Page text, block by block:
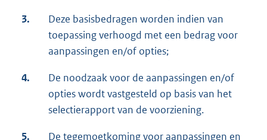
3.
Deze basisbedragen worden indien van
toepassing verhoogd met een bedrag voor
aanpassingen en/of opties;
4.
De noodzaak voor de aanpassingen en/of
opties wordt vastgesteld op basis van het
selectierapport van de voorziening.
5.
De tegemoetkoming voor aanpassingen en